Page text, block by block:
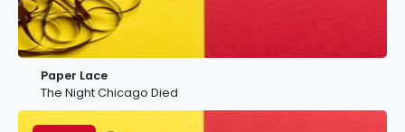
Paper Lace
The Night Chicago Died